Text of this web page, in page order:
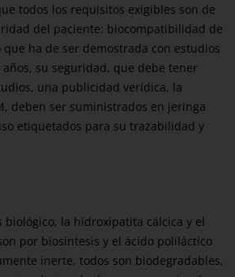
todos los requisitos exigibles son de
del paciente: biocompatibilidad de
ha de ser demostrada con estudios
su seguridad, que debe tener
una publicidad verídica, la
deben ser suministrados en jeringa
etiquetados para su trazabilidad y
biológico, la hidroxipatita cálcica y el
por biosíntesis y el ácido poliláctico
inerte, todos son biodegradables,